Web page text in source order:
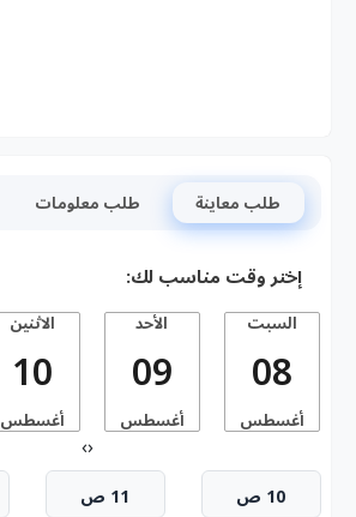
طلب معاينة طلب معلومات
إختر وقت مناسب لك:
السبت
08
أغسطس
الأحد
09
أغسطس
الاثنين
10
أغسطس
‹
›
10 ص 11 ص